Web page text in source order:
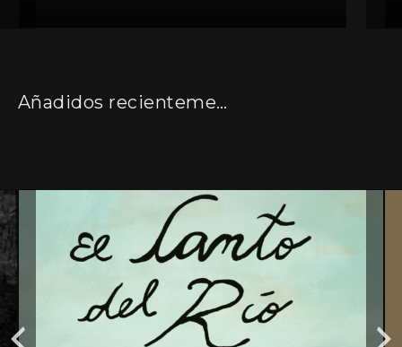
Añadidos recientemente